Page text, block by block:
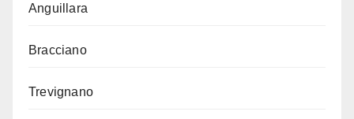
Anguillara
Bracciano
Trevignano